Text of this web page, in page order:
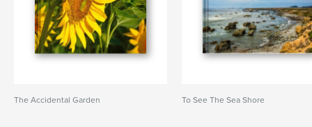
The Accidental Garden To See The Sea Shore